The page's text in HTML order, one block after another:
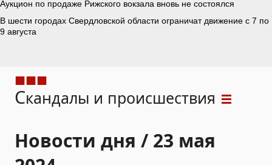
Скандалы и происшествия
Новости дня / 23 мая